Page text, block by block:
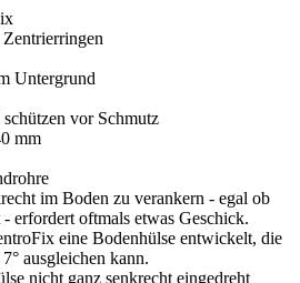
Untergrund
vor Schmutz
mm
im Boden zu verankern - egal ob
erfordert oftmals etwas Geschick.
eine Bodenhülse entwickelt, die
ausgleichen kann.
nicht ganz senkrecht eingedreht